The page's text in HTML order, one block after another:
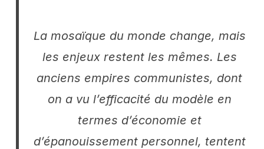
La mosaïque du monde change, mais
les enjeux restent les mêmes. Les
anciens empires communistes, dont
on a vu l’efficacité du modèle en
termes d’économie et
d’épanouissement personnel, tentent